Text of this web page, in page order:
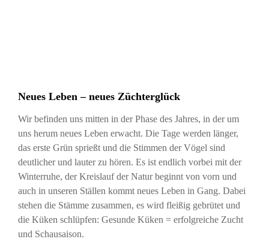
Neues Leben – neues Züchterglück
Wir befinden uns mitten in der Phase des Jahres, in der um
uns herum neues Leben erwacht. Die Tage werden länger,
das erste Grün sprießt und die Stimmen der Vögel sind
deutlicher und lauter zu hören. Es ist endlich vorbei mit der
Winterruhe, der Kreislauf der Natur beginnt von vorn und
auch in unseren Ställen kommt neues Leben in Gang. Dabei
stehen die Stämme zusammen, es wird fleißig gebrütet und
die Küken schlüpfen: Gesunde Küken = erfolgreiche Zucht
und Schausaison.